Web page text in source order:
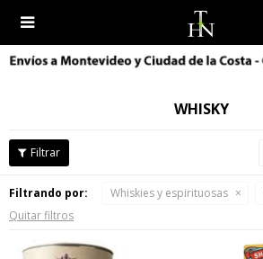

WHISKY
Filtrando por: Whiskies y espirituosas
Quitar filtros